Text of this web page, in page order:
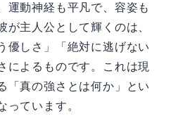
運動神経も平凡で、容姿も
が主人公として輝くのは、
優しさ」「絶対に逃げない
によるものです。これは現
「真の強さとは何か」とい
っています。